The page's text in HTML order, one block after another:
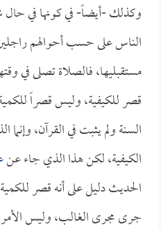
وكذلك -أيضاً- في كونها في
الناس على حسب أحوالهم
مستقبليها، فالصلاة تصلى في
قصر للكيفية، وليس قصراً
السنة ولم يثبت في القرآن،
الكيفية، لكن هذا الذي جاء عن
الحديث دليل على أنه قصر
جرى مجرى الغالب، وليس